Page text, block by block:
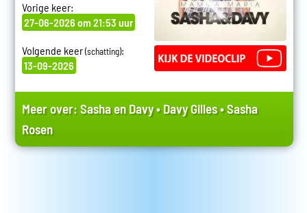
Vorige keer:
27-06-2026 om 21:53 uur
Volgende keer(schatting):
13-09-2026
Meer over:Sasha en Davy•Davy Gilles•Sasha
Rosen